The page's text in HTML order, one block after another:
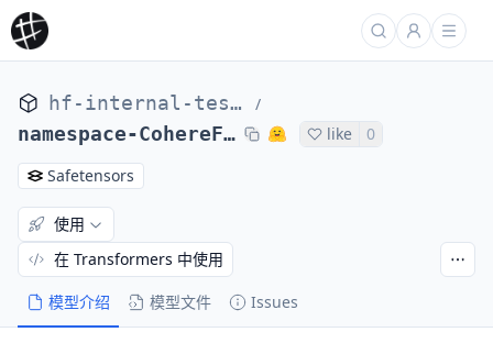
hf-internal-testing /
namespace-CohereForAI-repo_name_aya-vision-8b like
0
Safetensors
模型介绍 模型文件 Issues
使用
在 Transformers 中使用